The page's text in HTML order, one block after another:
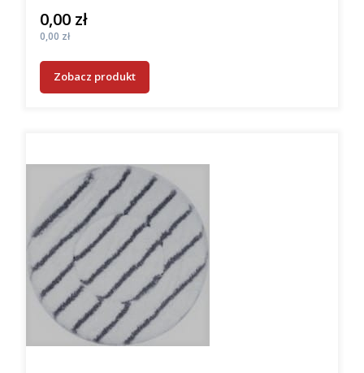
Cena
0,00 zł
Cena
0,00 zł
Zobacz produkt